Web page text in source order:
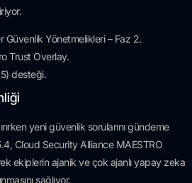
Güvenlik Yönetmelikleri – Faz 2.
Trust Overlay.
desteği.
yeni güvenlik sorularını gündeme
Cloud Security Alliance MAESTRO
ekiplerin ajanik ve çok ajanlı yapay zeka
sağlıyor.